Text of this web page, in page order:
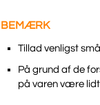
BEMÆRK
Tillad venligst
På grund af de
på varen være lidt